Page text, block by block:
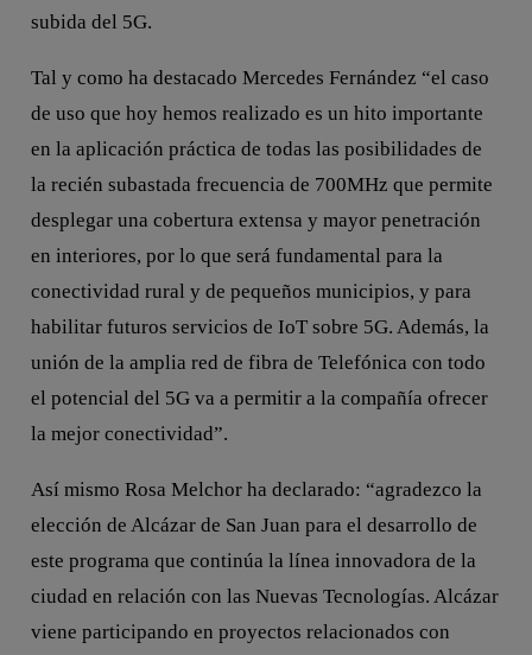
subida del 5G.
Tal y como ha destacado Mercedes Fernández “el caso
de uso que hoy hemos realizado es un hito importante
en la aplicación práctica de todas las posibilidades de
la recién subastada frecuencia de 700MHz que permite
desplegar una cobertura extensa y mayor penetración
en interiores, por lo que será fundamental para la
conectividad rural y de pequeños municipios, y para
habilitar futuros servicios de IoT sobre 5G. Además, la
unión de la amplia red de fibra de Telefónica con todo
el potencial del 5G va a permitir a la compañía ofrecer
la mejor conectividad”.
Así mismo Rosa Melchor ha declarado: “agradezco la
elección de Alcázar de San Juan para el desarrollo de
este programa que continúa la línea innovadora de la
ciudad en relación con las Nuevas Tecnologías. Alcázar
viene participando en proyectos relacionados con